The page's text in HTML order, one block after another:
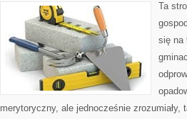
Ta
się na
merytoryczny, ale jednocześnie